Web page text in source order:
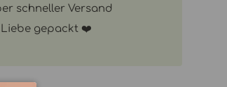
schneller Versand
gepackt ❤️